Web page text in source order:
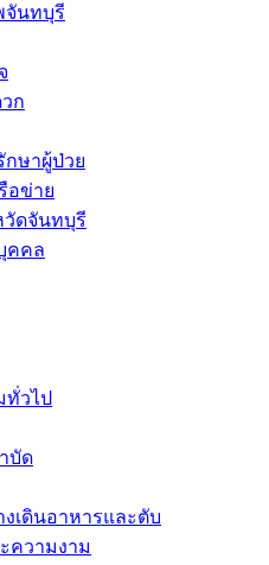
จันทบุรี
ก
กษาผู้ป่วย
อข่าย
ดจันทบุรี
คคล
ทั่วไป
บัด
เดินอาหารและตับ
ความงาม